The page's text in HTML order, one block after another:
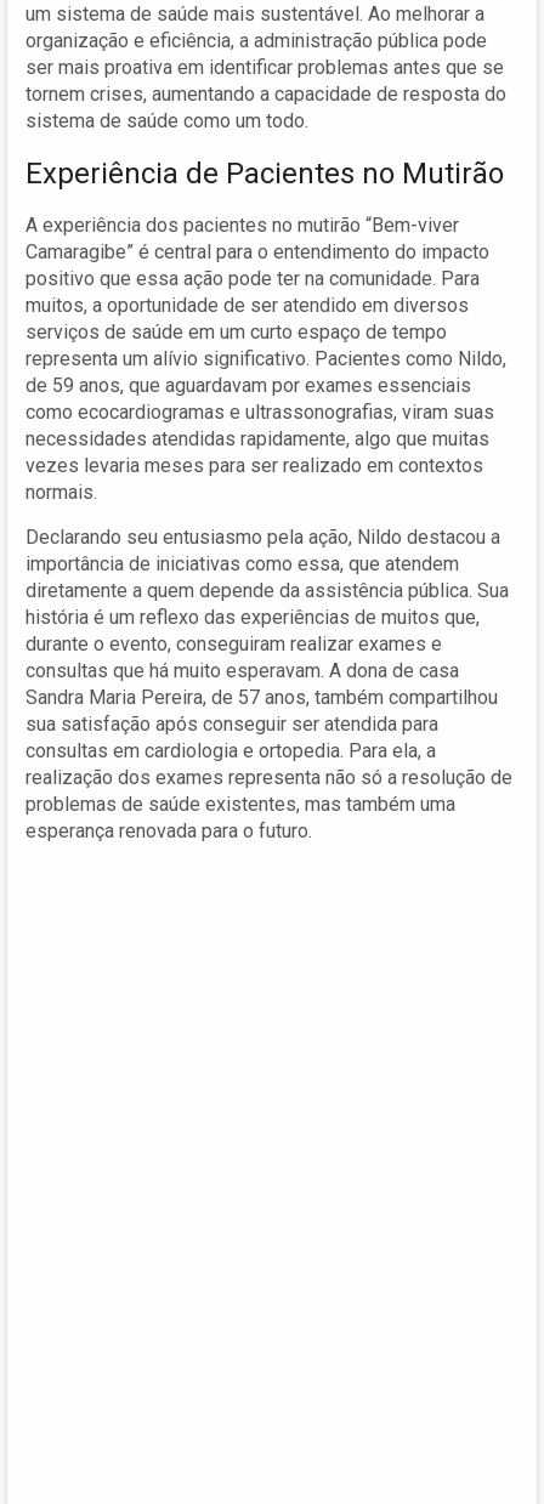
um sistema de saúde mais sustentável. Ao melhorar a
organização e eficiência, a administração pública pode
ser mais proativa em identificar problemas antes que se
tornem crises, aumentando a capacidade de resposta do
sistema de saúde como um todo.
Experiência de Pacientes no Mutirão
A experiência dos pacientes no mutirão “Bem-viver
Camaragibe” é central para o entendimento do impacto
positivo que essa ação pode ter na comunidade. Para
muitos, a oportunidade de ser atendido em diversos
serviços de saúde em um curto espaço de tempo
representa um alívio significativo. Pacientes como Nildo,
de 59 anos, que aguardavam por exames essenciais
como ecocardiogramas e ultrassonografias, viram suas
necessidades atendidas rapidamente, algo que muitas
vezes levaria meses para ser realizado em contextos
normais.
Declarando seu entusiasmo pela ação, Nildo destacou a
importância de iniciativas como essa, que atendem
diretamente a quem depende da assistência pública. Sua
história é um reflexo das experiências de muitos que,
durante o evento, conseguiram realizar exames e
consultas que há muito esperavam. A dona de casa
Sandra Maria Pereira, de 57 anos, também compartilhou
sua satisfação após conseguir ser atendida para
consultas em cardiologia e ortopedia. Para ela, a
realização dos exames representa não só a resolução de
problemas de saúde existentes, mas também uma
esperança renovada para o futuro.